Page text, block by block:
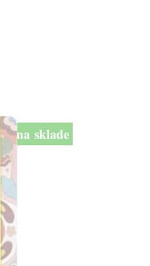
na sklade